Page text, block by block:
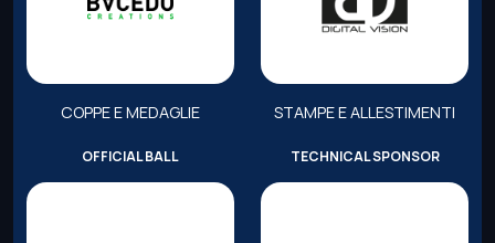
COPPE E MEDAGLIE STAMPE E ALLESTIMENTI
OFFICIAL BALL TECHNICAL SPONSOR